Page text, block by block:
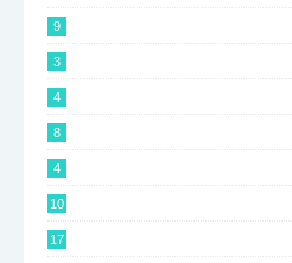
9
3
4
8
4
10
17